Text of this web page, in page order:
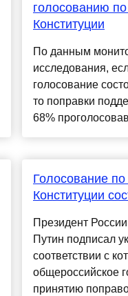
голосованию
Конституции
По данным
исследования,
голосование
то поправки
68%
Голосование
Конституции
Президент
Путин подписал
соответствии с
общероссийское
принятию